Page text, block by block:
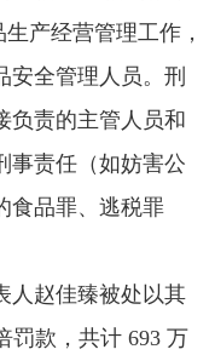
产经营管理工作，
安全管理人员。刑
负责的主管人员和
事责任（如妨害公
食品罪、逃税罪
人赵佳臻被处以其
罚款，共计 693 万